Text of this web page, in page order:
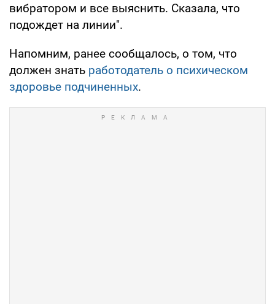
вибратором и все выяснить. Сказала, что
подождет на линии".
Напомним, ранее сообщалось, о том, что
должен знать работодатель о психическом
здоровье подчиненных.